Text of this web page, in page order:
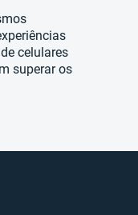
celulares
superar os